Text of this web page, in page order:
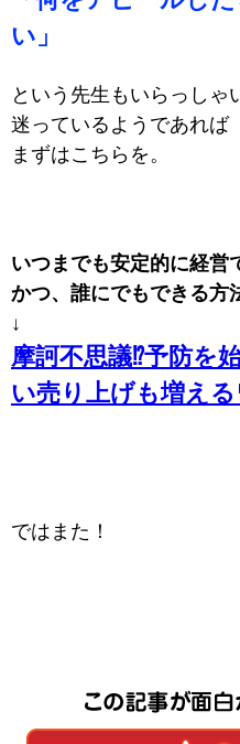
い」
という先生もいらっしゃ
迷っているようであれば
まずはこちらを。
いつまでも安定的に経営
かつ、誰にでもできる方
↓
摩訶不思議⁉予防を
い売り上げも増え
ではまた！